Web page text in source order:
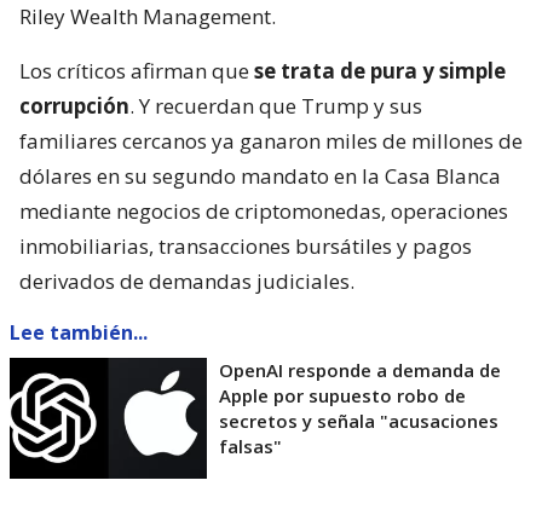
Riley Wealth Management.
Los críticos afirman quese trata de pura y simple
corrupción. Y recuerdan que Trump y sus
familiares cercanos ya ganaron miles de millones de
dólares en su segundo mandato en la Casa Blanca
mediante negocios de criptomonedas, operaciones
inmobiliarias, transacciones bursátiles y pagos
derivados de demandas judiciales.
Lee también...
OpenAI responde a demanda de
Apple por supuesto robo de
secretos y señala "acusaciones
falsas"